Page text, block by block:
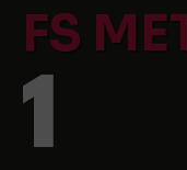
FS
1